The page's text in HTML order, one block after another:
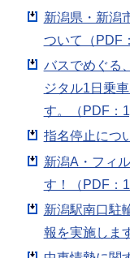
新潟県・新潟
ついて（PDF
バスでめぐる
ジタル1日乗
す。（PDF：
指名停止につ
新潟A・フィ
す！（PDF：
新潟駅南口駐
報を実施しま